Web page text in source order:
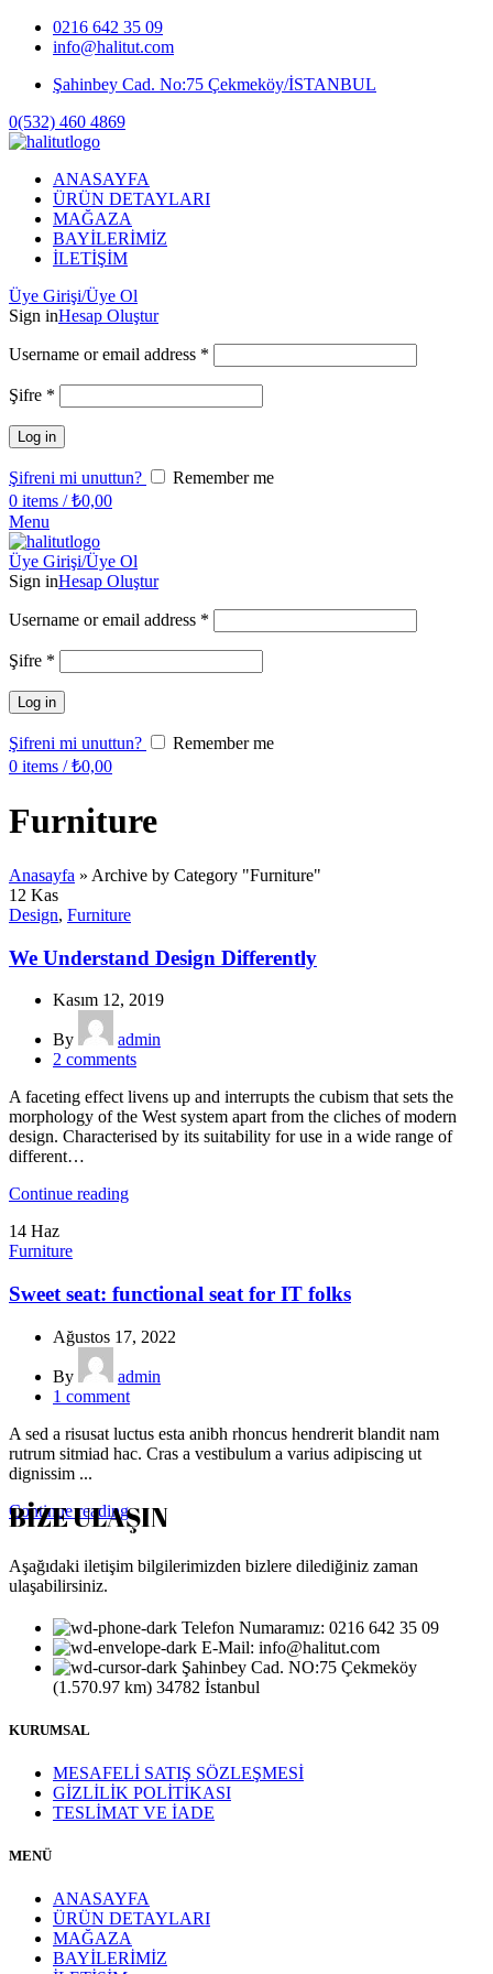
0216 642 35 09
info@halitut.com
Şahinbey Cad. No:75 Çekmeköy/İSTANBUL
0(532) 460 4869
ANASAYFA
ÜRÜN DETAYLARI
MAĞAZA
BAYİLERİMİZ
İLETİŞİM
Üye Girişi/Üye Ol
Sign inHesap Oluştur
Username or email address *
Şifre *
Log in
Şifreni mi unuttun?
Remember me
0 items / ₺0,00
Menu
Üye Girişi/Üye Ol
Sign inHesap Oluştur
Username or email address *
Şifre *
Log in
Şifreni mi unuttun?
Remember me
0 items / ₺0,00
Furniture
Anasayfa » Archive by Category "Furniture"
12 Kas
Design, Furniture
We Understand Design Differently
Kasım 12, 2019
By
admin
2 comments
A faceting effect livens up and interrupts the cubism that sets the
morphology of the West system apart from the cliches of modern
design. Characterised by its suitability for use in a wide range of
different…
Continue reading
14 Haz
Furniture
Sweet seat: functional seat for IT folks
Ağustos 17, 2022
By
admin
1 comment
A sed a risusat luctus esta anibh rhoncus hendrerit blandit nam
rutrum sitmiad hac. Cras a vestibulum a varius adipiscing ut
dignissim ...
Continue reading
BİZE ULAŞIN
Aşağıdaki iletişim bilgilerimizden bizlere dilediğiniz zaman
ulaşabilirsiniz.
Telefon Numaramız: 0216 642 35 09
E-Mail: info@halitut.com
Şahinbey Cad. NO:75 Çekmeköy
(1.570.97 km) 34782 İstanbul
KURUMSAL
MESAFELİ SATIŞ SÖZLEŞMESİ
GİZLİLİK POLİTİKASI
TESLİMAT VE İADE
MENÜ
ANASAYFA
ÜRÜN DETAYLARI
MAĞAZA
BAYİLERİMİZ